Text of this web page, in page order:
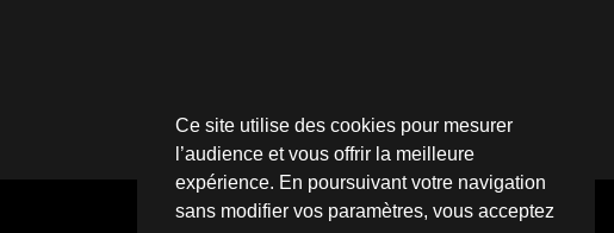
Ce site utilise des cookies pour mesurer
l’audience et vous offrir la meilleure
expérience. En poursuivant votre navigation
sans modifier vos paramètres, vous acceptez